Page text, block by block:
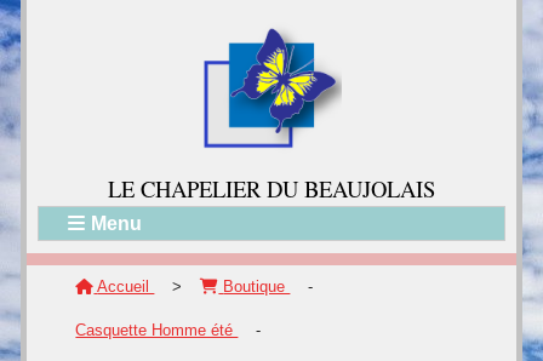
LE CHAPELIER DU BEAUJOLAIS
Menu
Accueil > Boutique -
Casquette Homme été -